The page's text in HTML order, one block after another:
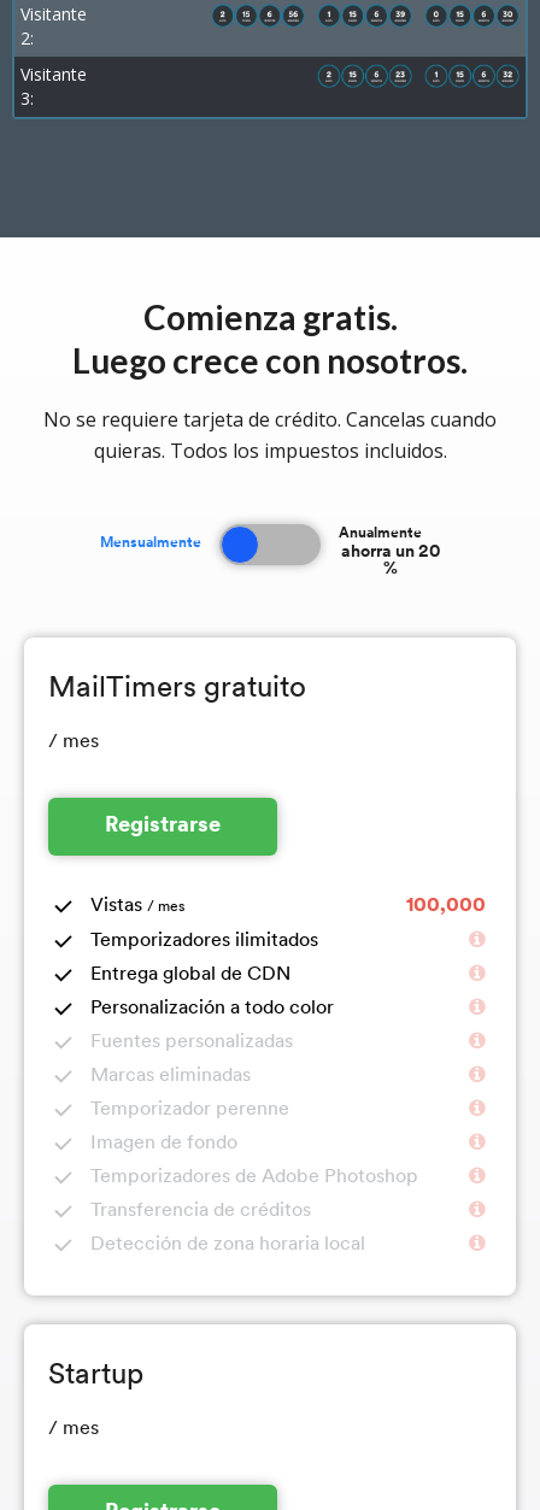
Visitante
2:
Visitante
3:
Comienza gratis.
Luego crece con nosotros.
No se requiere tarjeta de crédito. Cancelas cuando
quieras. Todos los impuestos incluidos.
Mensualmente
Anualmente
ahorra un 20
%
MailTimers gratuito
/ mes
Registrarse
Vistas / mes
100,000
Temporizadores ilimitados
Entrega global de CDN
Personalización a todo color
Fuentes personalizadas
Marcas eliminadas
Temporizador perenne
Imagen de fondo
Temporizadores de Adobe Photoshop
Transferencia de créditos
Detección de zona horaria local
Startup
/ mes